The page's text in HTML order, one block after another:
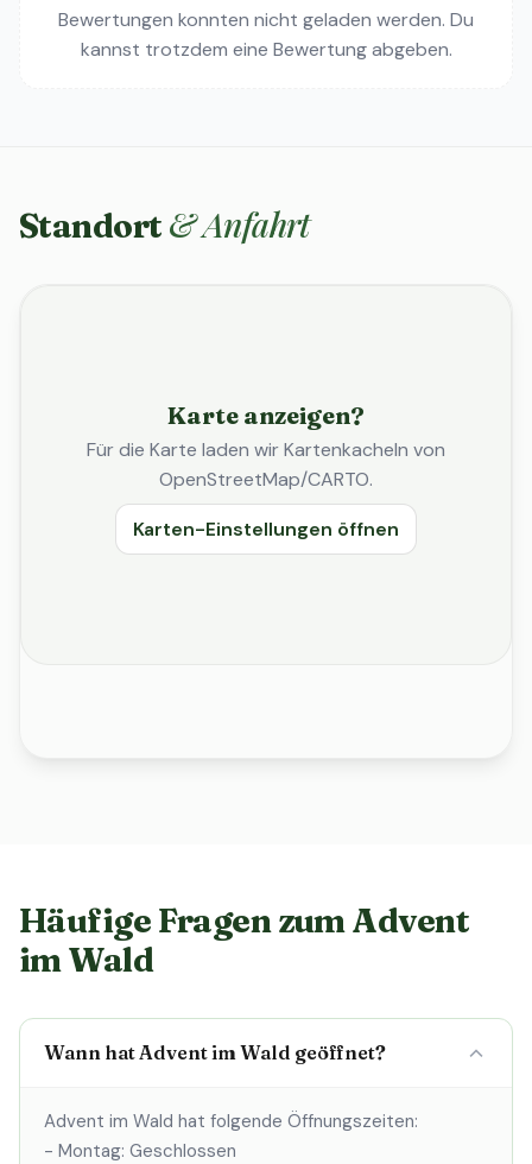
Bewertungen konnten nicht geladen werden. Du
kannst trotzdem eine Bewertung abgeben.
Standort & Anfahrt
Karte anzeigen?
Für die Karte laden wir Kartenkacheln von
OpenStreetMap/CARTO.
Karten-Einstellungen öffnen
Häufige Fragen zum Advent
im Wald
Wann hat Advent im Wald geöffnet?
Advent im Wald hat folgende Öffnungszeiten:
- Montag: Geschlossen